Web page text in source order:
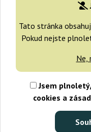
Tato stránka
Pokud nejste
Ne,
Jsem
cookies a